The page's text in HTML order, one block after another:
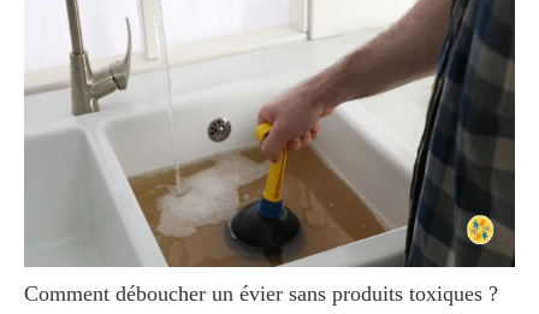
Comment déboucher un évier sans produits toxiques ?